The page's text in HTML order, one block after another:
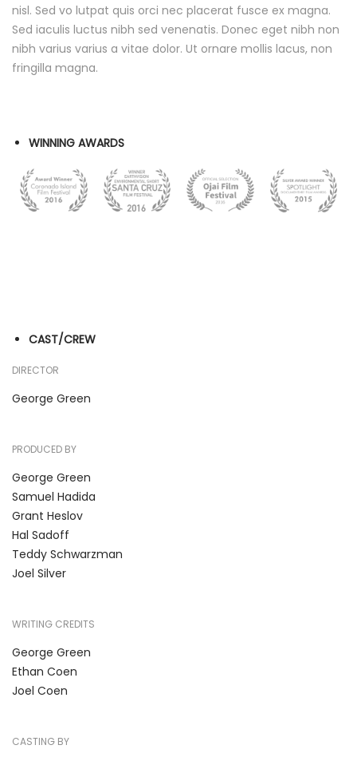
nisl. Sed vo lutpat quis orci nec placerat fusce ex magna.
Sed iaculis luctus nibh sed venenatis. Donec eget nibh non
nibh varius varius a vitae dolor. Ut ornare mollis lacus, non
fringilla magna.
WINNING AWARDS
CAST/CREW
DIRECTOR
George Green
PRODUCED BY
George Green
Samuel Hadida
Grant Heslov
Hal Sadoff
Teddy Schwarzman
Joel Silver
WRITING CREDITS
George Green
Ethan Coen
Joel Coen
CASTING BY